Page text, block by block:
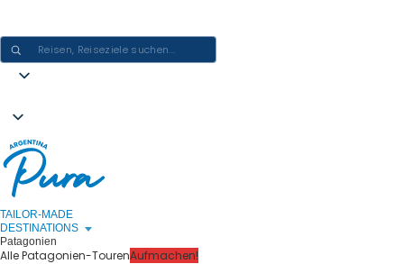
TAILOR-MADE
DESTINATIONS
Patagonien
Alle Patagonien-TourenAufmachen!